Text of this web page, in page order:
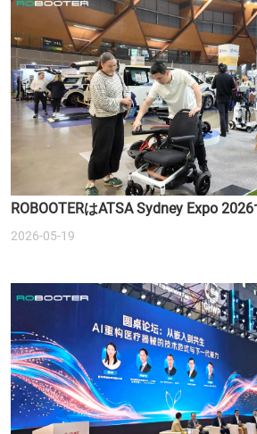
ROBOOTERはATSA Sydney Expo
ィソリューションを紹介します
2026-05-19